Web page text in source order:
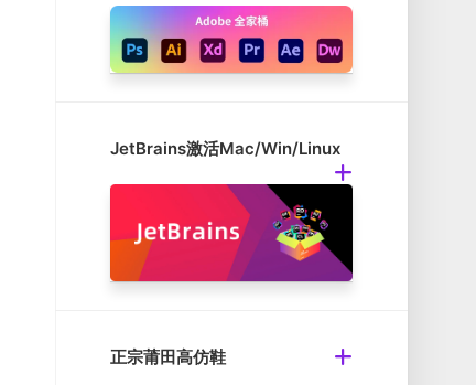
JetBrains激活Mac/Win/Linux
正宗莆田高仿鞋